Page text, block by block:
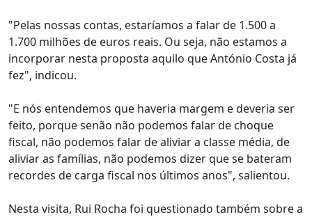
"Pelas nossas contas, estaríamos a falar de 1.500 a
1.700 milhões de euros reais. Ou seja, não estamos a
incorporar nesta proposta aquilo que António Costa já
fez", indicou.
"E nós entendemos que haveria margem e deveria ser
feito, porque senão não podemos falar de choque
fiscal, não podemos falar de aliviar a classe média, de
aliviar as famílias, não podemos dizer que se bateram
recordes de carga fiscal nos últimos anos", salientou.
Nesta visita, Rui Rocha foi questionado também sobre a